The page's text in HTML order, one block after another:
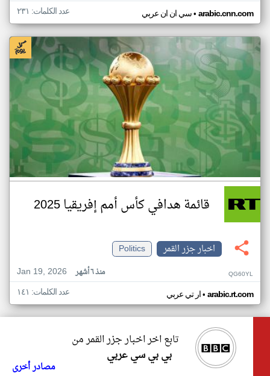
سي ان ان عربي• arabic.cnn.com عدد الكلمات: ٢٣١
قائمة هدافي كأس أمم إفريقيا 2025
اخبار جزر القمر
Politics
Jan 19, 2026
منذ ٦ أشهر QG60YL
ار تي عربي• arabic.rt.com عدد الكلمات: ١٤١
تابع اخر اخبار جزر القمر من
بي بي سي عربي
مصادر أخرى